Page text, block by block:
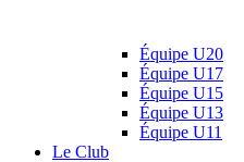
Équipe U20
Équipe U17
Équipe U15
Équipe U13
Équipe U11
Le Club